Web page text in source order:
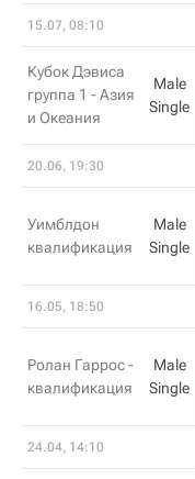
15.07, 08:10
Кубок Дэвиса
группа 1 - Азия
и Океания
Male
Single
20.06, 19:30
Уимблдон
квалификация
Male
Single
16.05, 18:50
Ролан Гаррос -
квалификация
Male
Single
24.04, 14:10